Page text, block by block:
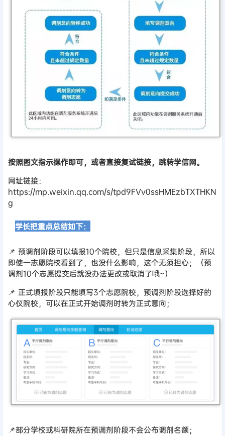
按照图文指示操作即可，或者直接复试链接，跳转学信网。
网址链接：
https://mp.weixin.qq.com/s/tpd9FVv0ssHMEzbTXTHKN
g
学长把重点总结如下：
📌 预调剂阶段可以填报10个院校，但只是信息采集阶段，所以
即使一志愿院校看到了，也没什么影响，这个无须担心；（预
调剂10个志愿提交后就没办法更改或取消了哦~）
📌 正式填报阶段只能填写3个志愿院校，预调剂阶段选择好的
心仪院校，可以在正式开始调剂时转为正式意向；
📌部分学校或科研院所在预调剂阶段不会公布调剂名额；